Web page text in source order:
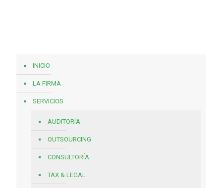
INICIO
LA FIRMA
SERVICIOS
AUDITORÍA
OUTSOURCING
CONSULTORÍA
TAX & LEGAL